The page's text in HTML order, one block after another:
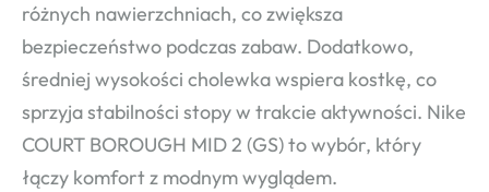
różnych nawierzchniach, co zwiększa
bezpieczeństwo podczas zabaw. Dodatkowo,
średniej wysokości cholewka wspiera kostkę, co
sprzyja stabilności stopy w trakcie aktywności. Nike
COURT BOROUGH MID 2 (GS) to wybór, który
łączy komfort z modnym wyglądem.